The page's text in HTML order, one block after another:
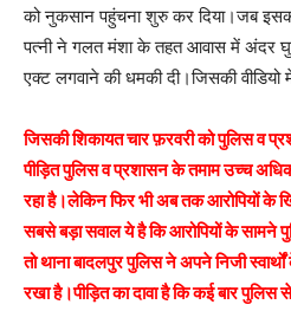
को नुकसान पहुंचना शुरु कर दिया।जब इसका
पत्नी ने गलत मंशा के तहत आवास में अंदर
एक्ट लगवाने की धमकी दी।जिसकी वीडियो
जिसकी शिकायत चार फ़रवरी को पुलिस व
पीड़ित पुलिस व प्रशासन के तमाम उच्च
रहा है।लेकिन फिर भी अब तक आरोपियों के
सबसे बड़ा सवाल ये है कि आरोपियों के सामने
तो थाना बादलपुर पुलिस ने अपने निजी
रखा है।पीड़ित का दावा है कि कई बार